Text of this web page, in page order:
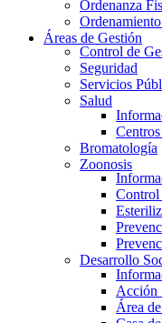
Ordenanza
Áreas de Gestión
Control de
Seguridad
Servicios
Salud
Bromatología
Zoonosis
Control
Desarrollo
Acción
Área